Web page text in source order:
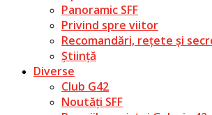
Panoramic SFF
Privind spre viitor
Recomandări, rețete și
Știință
Diverse
Club G42
Noutăți SFF